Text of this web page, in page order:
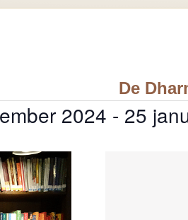
De
2024 - 25